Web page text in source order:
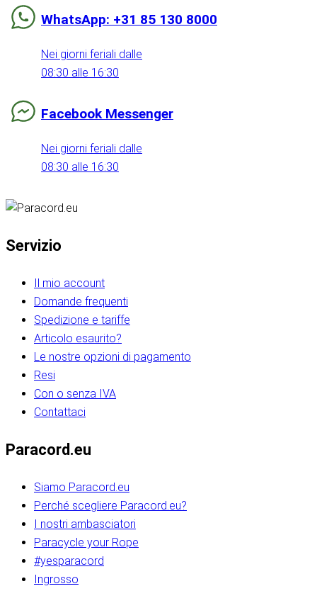
WhatsApp: +31 85 130 8000
Nei giorni feriali dalle
08:30 alle 16:30
Facebook Messenger
Nei giorni feriali dalle
08:30 alle 16:30
Servizio
Il mio account
Domande frequenti
Spedizione e tariffe
Articolo esaurito?
Le nostre opzioni di pagamento
Resi
Con o senza IVA
Contattaci
Paracord.eu
Siamo Paracord.eu
Perché scegliere Paracord.eu?
I nostri ambasciatori
Paracycle your Rope
#yesparacord
Ingrosso